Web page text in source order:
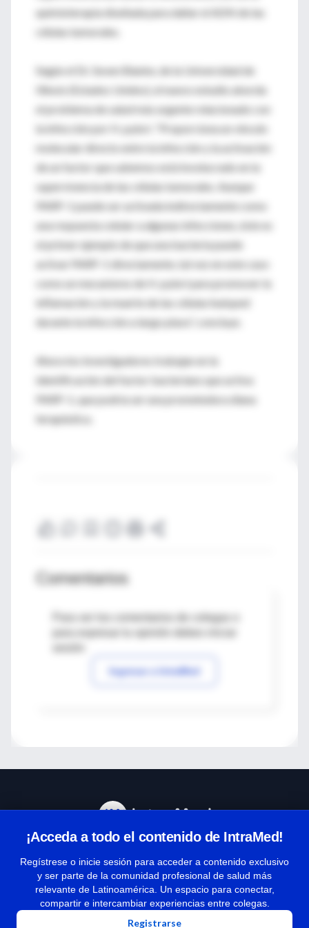
quimioterapia diseñada para dañar el ADN de las
células tumorales.
Según el Dr. Seven Blanke, de la Universidad de
Illinois (Estados Unidos), el nuevo estudio aborda
el problema de salud más urgente relacionado con
la infección por H. pylori. “Proporciona un vínculo
molecular directo entre la infección y la activación
de un factor que sabemos está involucrado en la
supervivencia de las células tumorales. Aunque
PARP-1 puede ser activada indirectamente como
una respuesta celular a algunas infecciones, éste es
el primer ejemplo de que una bacteria puede
activar PARP-1 directamente, tal vez en este caso
como un mecanismo de H. pylori para promover la
inflamación y la muerte de las células huésped
durante la infección a largo plazo”, concluye.
Ahora los investigadores trabajan en la
identificación del factor bacteriano que activa
PARP-1, que podría ser una prometedora diana
terapéutica.
Comentarios
Para ver los comentarios de colegas o
Ingresar a IntraMed
¡Acceda a todo el contenido de IntraMed!
Regístrese o inicie sesión para acceder a contenido exclusivo
y ser parte de la comunidad profesional de salud más
relevante de Latinoamérica. Un espacio para conectar,
compartir e intercambiar experiencias entre colegas.
Registrarse
Términos y condiciones
| Políticas de privacidad
| Todos los derechos reservados | Copyright 1997-2026